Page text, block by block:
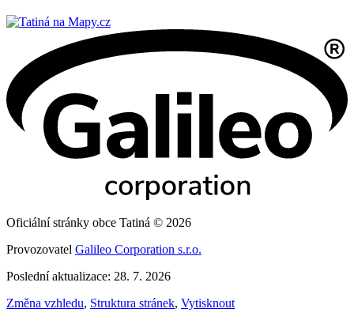
Oficiální stránky obce Tatiná © 2026
Provozovatel Galileo Corporation s.r.o.
Poslední aktualizace: 28. 7. 2026
Změna vzhledu, Struktura stránek, Vytisknout